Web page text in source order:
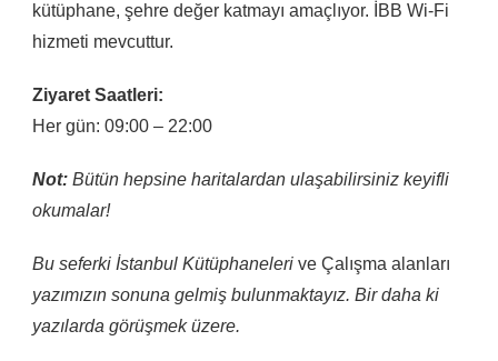
kütüphane, şehre değer katmayı amaçlıyor. İBB Wi-Fi
hizmeti mevcuttur.
Ziyaret Saatleri:
Her gün: 09:00 – 22:00
Not: Bütün hepsine haritalardan ulaşabilirsiniz keyifli
okumalar!
Bu seferki İstanbul Kütüphaneleri ve Çalışma alanları
yazımızın sonuna gelmiş bulunmaktayız. Bir daha ki
yazılarda görüşmek üzere.